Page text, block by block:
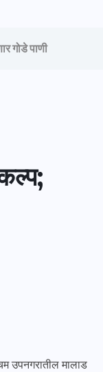
गोडे पाणी
उपनगरातील मालाड